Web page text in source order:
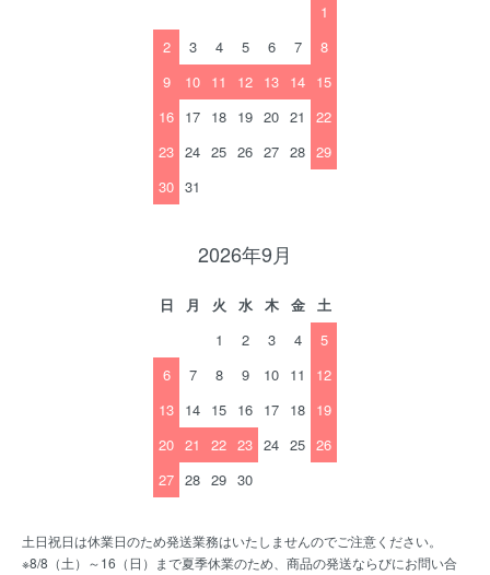
1
2
3 4 5 6 7
8
9
10 11 12 13 14 15
16 17 18 19 20 21
22
23 24 25 26 27 28 29
30 31
2026年9月
日 月 火 水 木 金
土
1
2 3 4
5
6
7 8 9 10 11
12
13 14 15 16 17 18 19
20 21 22 23 24 25 26
27 28 29 30
土日祝日は休業日のため発送業務はいたしませんのでご注意ください。
※8/8（土）～16（日）まで夏季休業のため、商品の発送ならびにお問い合